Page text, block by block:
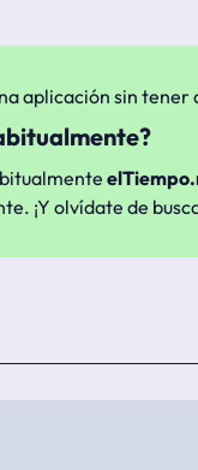
aplicación sin tener
¡Y olvídate de